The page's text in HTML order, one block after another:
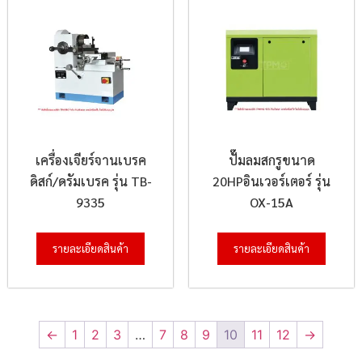
เครื่องเจียร์จานเบรค
ดิสก์/ดรัมเบรค รุ่น TB-
9335
รายละเอียดสินค้า
ปั๊มลมสกรูขนาด
20HPอินเวอร์เตอร์ รุ่น
OX-15A
รายละเอียดสินค้า
← 1 2 3 … 7 8 9 10 11 12 →